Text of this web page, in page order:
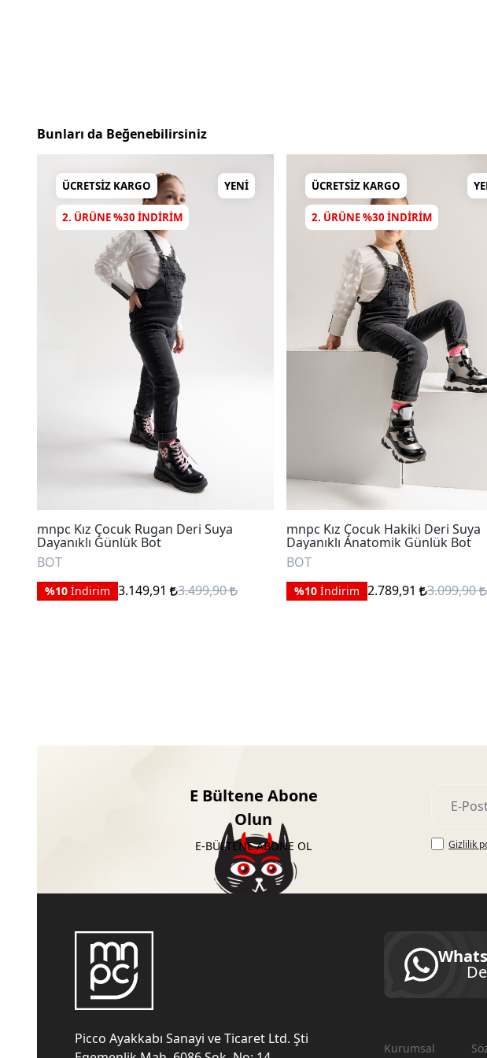
Bunları da Beğenebilirsiniz
ÜCRETSIZ KARGO YENI
2. ÜRÜNE %30 INDIRIM
mnpc Kız Çocuk Rugan Deri Suya
Dayanıklı Günlük Bot
BOT
%10 İndirim 3.149,91 3.499,90
ÜCRETSIZ KARGO
2. ÜRÜNE %30 INDIRIM
mnpc Kız Çocuk Hakiki Deri Suya
Dayanıklı Anatomik Günlük Bot
BOT
%10 İndirim 2.789,91 3.099,90
E Bültene Abone
Olun
E-BÜLTENE ABONE OL Gizlilik
Picco Ayakkabı Sanayi ve Ticaret Ltd. Şti
Kurumsal